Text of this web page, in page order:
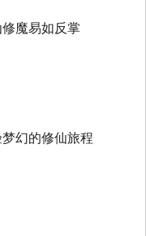
魔易如反掌
幻的修仙旅程